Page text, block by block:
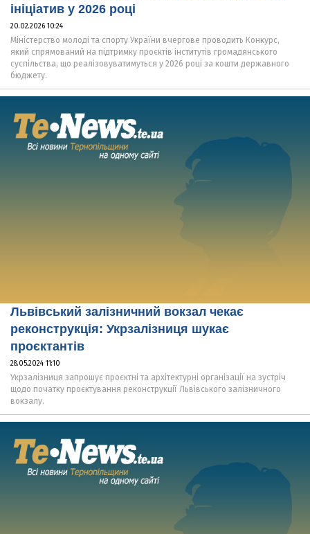
ініціатив у 2026 році
20.02.2026 10:24
Міністерство молоді та спорту України вчергове проводить Конкурс,
який спрямований на підтримку проєктів інститутів громадянського
суспільства, що реалізовуватимуться у 2026 році за кошти державного
бюджету.
Львівський залізничний вокзал чекає
реконструкція: Укрзалізниця шукає
проєктантів
28.05.2024 11:10
Укрзалізниця запрошує проєктні та архітектурні організації на зустріч
щодо початку проєктування реконструкції Львівського залізничного
вокзалу.